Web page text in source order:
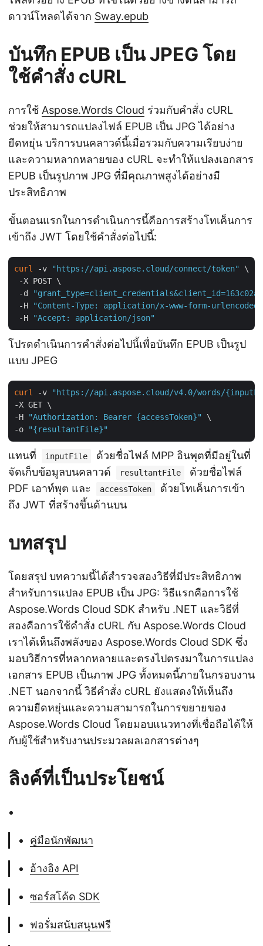
ดาวน์โหลดได้จาก Sway.epub
บันทึก EPUB เป็น JPEG โดย
ใช้คำสั่ง cURL
การใช้ Aspose.Words Cloud ร่วมกับคำสั่ง cURL
ช่วยให้สามารถแปลงไฟล์ EPUB เป็น JPG ได้อย่าง
ยืดหยุ่น บริการบนคลาวด์นี้เมื่อรวมกับความเรียบง่าย
และความหลากหลายของ cURL จะทำให้แปลงเอกสาร
EPUB เป็นรูปภาพ JPG ที่มีคุณภาพสูงได้อย่างมี
ประสิทธิภาพ
ขั้นตอนแรกในการดำเนินการนี้คือการสร้างโทเค็นการ
เข้าถึง JWT โดยใช้คำสั่งต่อไปนี้:
curl -v "https://api.aspose.cloud/connect/token"
\
-X POST \
-d
-H
"Content-Type: application/x-www-form-urlencoded"
-H
"Accept: application/json"
โปรดดำเนินการคำสั่งต่อไปนี้เพื่อบันทึก EPUB เป็นรูป
แบบ JPEG
curl -v
"https://api.aspose.cloud/v4.0/words/
-X GET \
-H
"Authorization: Bearer {accessToken}"
\
-o
"{resultantFile}"
แทนที่ inputFile
ด้วยชื่อไฟล์ MPP อินพุตที่มีอยู่ในที่
จัดเก็บข้อมูลบนคลาวด์
resultantFile
ด้วยชื่อไฟล์
PDF เอาท์พุต และ
accessToken
ด้วยโทเค็นการเข้า
ถึง JWT ที่สร้างขึ้นด้านบน
บทสรุป
โดยสรุป บทความนี้ได้สำรวจสองวิธีที่มีประสิทธิภาพ
สำหรับการแปลง EPUB เป็น JPG: วิธีแรกคือการใช้
Aspose.Words Cloud SDK สำหรับ .NET และวิธีที่
สองคือการใช้คำสั่ง cURL กับ Aspose.Words Cloud
เราได้เห็นถึงพลังของ Aspose.Words Cloud SDK ซึ่ง
มอบวิธีการที่หลากหลายและตรงไปตรงมาในการแปลง
เอกสาร EPUB เป็นภาพ JPG ทั้งหมดนี้ภายในกรอบงาน
.NET นอกจากนี้ วิธีคำสั่ง cURL ยังแสดงให้เห็นถึง
ความยืดหยุ่นและความสามารถในการขยายของ
Aspose.Words Cloud โดยมอบแนวทางที่เชื่อถือได้ให้
กับผู้ใช้สำหรับงานประมวลผลเอกสารต่างๆ
ลิงค์ที่เป็นประโยชน์
คู่มือนักพัฒนา
อ้างอิง API
ซอร์สโค้ด SDK
ฟอรั่มสนับสนุนฟรี